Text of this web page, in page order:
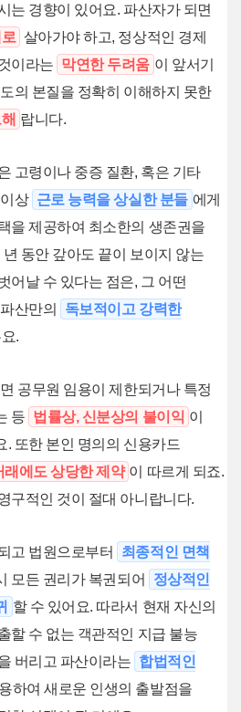
는 경향이 있어요. 파산자가 되면
살아가야 하고, 정상적인 경제
이라는 막연한 두려움 이 앞서기
의 본질을 정확히 이해하지 못한
랍니다.
고령이나 중증 질환, 혹은 기타
상 근로 능력을 상실한 분들 에게
을 제공하여 최소한의 생존권을
동안 갚아도 끝이 보이지 않는
어날 수 있다는 점은, 그 어떤
산만의
독보적이고 강력한
.
공무원 임용이 제한되거나 특정
등 법률상, 신분상의 불이익 이
. 또한 본인 명의의 신용카드
래에도 상당한 제약 이 따르게 되죠.
구적인 것이 절대 아니랍니다.
고 법원으로부터
최종적인 면책
모든 권리가 복권되어
정상적인
할 수 있어요. 따라서 현재 자신의
할 수 없는 객관적인 지급 불능
버리고 파산이라는 합법적인
하여 새로운 인생의 출발점을